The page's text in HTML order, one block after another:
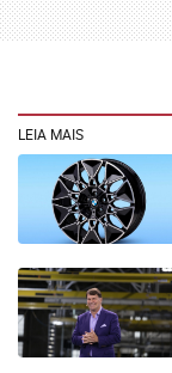
LEIA MAIS